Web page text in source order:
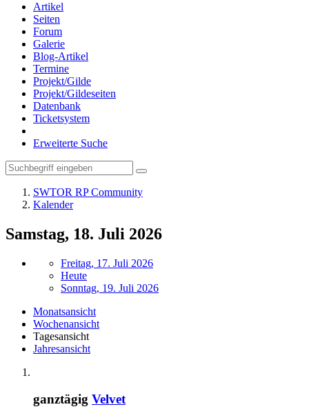
Artikel
Seiten
Forum
Galerie
Blog-Artikel
Termine
Projekt/Gilde
Projekt/Gildeseiten
Datenbank
Ticketsystem
Erweiterte Suche
SWTOR RP Community
Kalender
Samstag, 18. Juli 2026
Freitag, 17. Juli 2026
Heute
Sonntag, 19. Juli 2026
Monatsansicht
Wochenansicht
Tagesansicht
Jahresansicht
ganztägig Velvet